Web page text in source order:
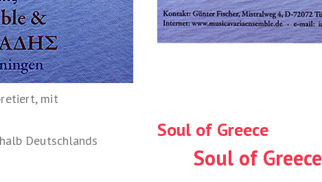
mit
Deutschlands
Soul of Greece
Soul of Greece